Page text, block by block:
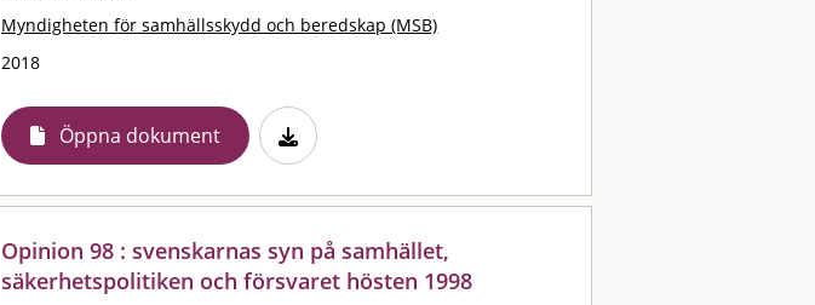
Myndigheten för samhällsskydd och beredskap (MSB)
2018
Öppna dokument
Opinion 98 : svenskarnas syn på samhället,
säkerhetspolitiken och försvaret hösten 1998